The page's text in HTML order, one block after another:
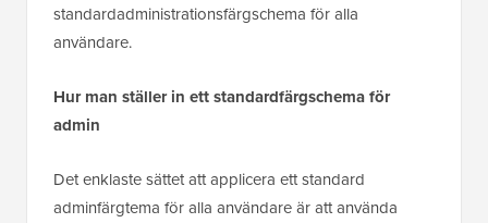
standardadministrationsfärgschema för alla
användare.
Hur man ställer in ett standardfärgschema för
admin
Det enklaste sättet att applicera ett standard
adminfärgtema för alla användare är att använda